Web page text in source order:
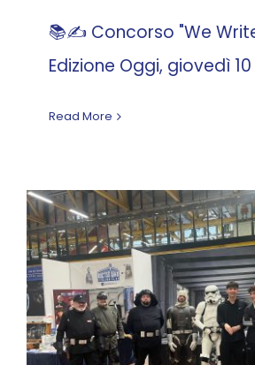
📚✍️ Concorso "We
Edizione Oggi, giovedì 10
Read More
Uscita
nostri Istituti a
Bologna